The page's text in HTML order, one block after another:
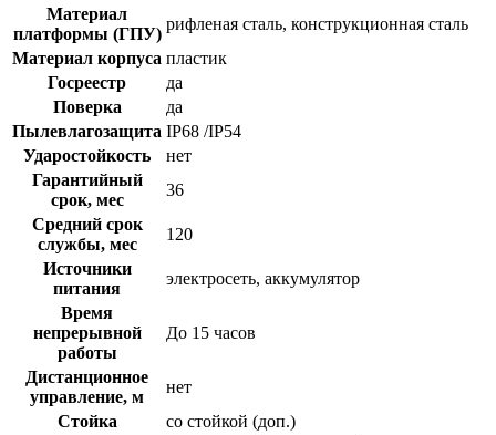
Материал
платформы (ГПУ)
рифленая сталь, конструкционная сталь
Материал корпуса пластик
Госреестр
да
Поверка
да
Пылевлагозащита IP68 /IP54
Ударостойкость
нет
Гарантийный
срок, мес
36
Средний срок
службы, мес
120
Источники
питания
электросеть, аккумулятор
Время
непрерывной
работы
До 15 часов
Дистанционное
управление, м
нет
Стойка
со стойкой (доп.)